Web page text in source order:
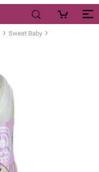
Sweet Baby